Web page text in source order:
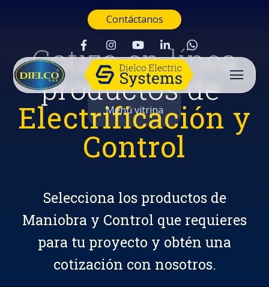
Contáctanos
Menú vitrina
Cotiza en línea
productos de
Electrificación y
Control
Selecciona los productos de
Maniobra y Control que requieres
para tu proyecto y obtén una
cotización con nosotros.